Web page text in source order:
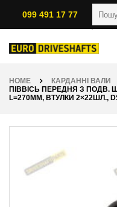
099 491 17 77
HOME КАРДАННІ ВАЛИ
ПІВВІСЬ ПЕРЕДНЯ З ПОДВ.
L=270ММ, ВТУЛКИ 2×22ШЛ.,